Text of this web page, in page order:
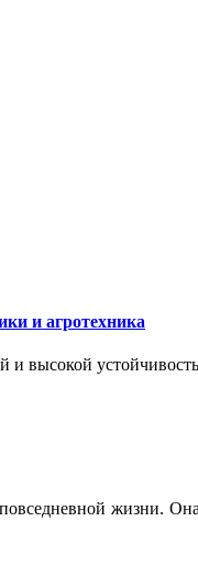
и агротехника
высокой
жизни.